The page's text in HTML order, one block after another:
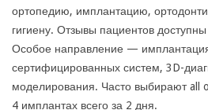
ортопедию, имплантацию,
гигиену. Отзывы пациентов
Особое направление —
сертифицированных систем, 3D-
моделирования. Часто выбирают all
4 имплантах всего за 2 дня.